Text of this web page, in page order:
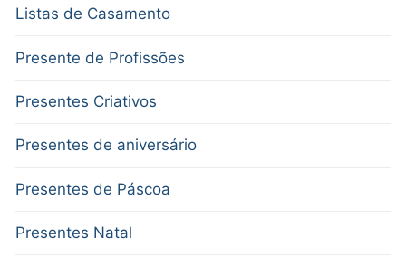
Listas de Casamento
Presente de Profissões
Presentes Criativos
Presentes de aniversário
Presentes de Páscoa
Presentes Natal